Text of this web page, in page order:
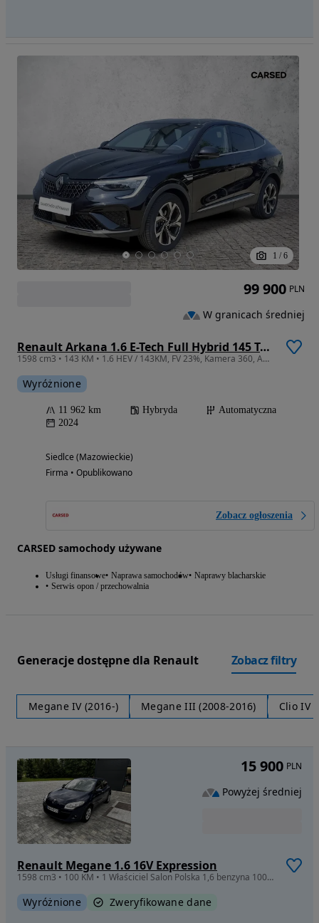
1 / 6
Renault Arkana 1.6 E-Tech Full Hybrid 145 Techno MMT
1598 cm3 • 143 KM • 1.6 HEV / 143KM, FV 23%, Kamera 360, Ambiente, Salon Polska, Tempomat
Wyróżnione
11 962 km Hybryda
Automatyczna
2024
Siedlce (Mazowieckie)
Firma • Opublikowano
Zobacz ogłoszenia
CARSED samochody używane
Usługi finansowe Naprawa samochodów Naprawy blacharskie
Serwis opon / przechowalnia
99 900 PLN
W granicach średniej
Generacje dostępne dla Renault Zobacz filtry
Megane IV (2016-) Megane III (2008-2016) Clio IV
Renault Megane 1.6 16V Expression
1598 cm3 • 100 KM • 1 Właściciel Salon Polska 1,6 benzyna 100 KM Super Stan
Wyróżnione Zweryfikowane dane
15 900 PLN
Powyżej średniej